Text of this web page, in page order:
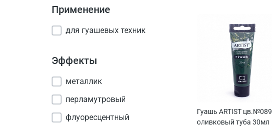
Применение
для гуашевых техник
Эффекты
металлик
перламутровый
флуоресцентный
Гуашь ARTIST цв.№089
оливковый туба 30мл